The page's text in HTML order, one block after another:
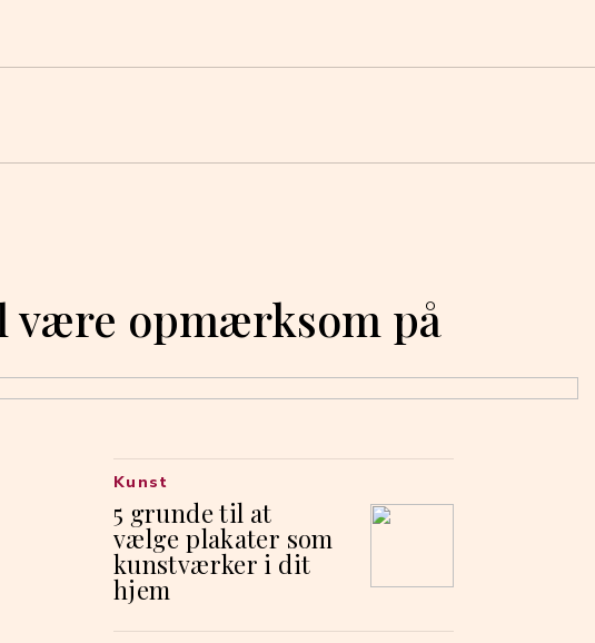
være opmærksom på
5 grunde til at
vælge plakater som
kunstværker i dit
hjem
Kunst